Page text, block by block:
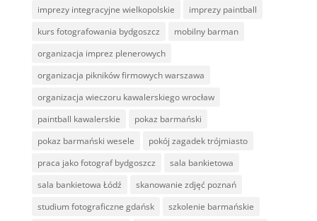
imprezy integracyjne wielkopolskie
imprezy paintball
kurs fotografowania bydgoszcz
mobilny barman
organizacja imprez plenerowych
organizacja pikników firmowych warszawa
organizacja wieczoru kawalerskiego wrocław
paintball kawalerskie
pokaz barmański
pokaz barmański wesele
pokój zagadek trójmiasto
praca jako fotograf bydgoszcz
sala bankietowa
sala bankietowa Łódź
skanowanie zdjęć poznań
studium fotograficzne gdańsk
szkolenie barmańskie